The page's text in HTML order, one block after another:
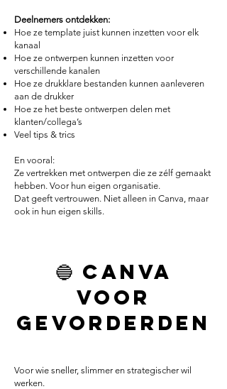
Deelnemers ontdekken:
Hoe ze template juist kunnen inzetten voor elk
kanaal
Hoe ze ontwerpen kunnen inzetten voor
verschillende kanalen
Hoe ze drukklare bestanden kunnen aanleveren
aan de drukker
Hoe ze het beste ontwerpen delen met
klanten/collega’s
Veel tips & trics
En vooral:
Ze vertrekken met ontwerpen die ze zélf gemaakt
hebben. Voor hun eigen organisatie.
Dat geeft vertrouwen. Niet alleen in Canva, maar
ook in hun eigen skills.
🔵 Canva
voor
Gevorderden
Voor wie sneller, slimmer en strategischer wil
werken.